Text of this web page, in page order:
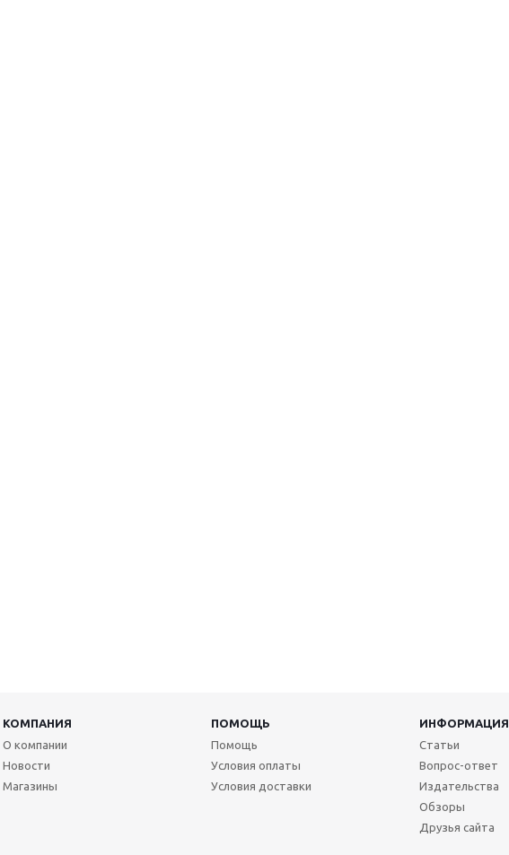
КОМПАНИЯ ПОМОЩЬ
ИНФОРМАЦИЯ
О компании
Новости
Магазины
Помощь
Условия оплаты
Условия доставки
Статьи
Вопрос-ответ
Издательства
Обзоры
Друзья сайта